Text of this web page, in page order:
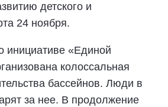
детского и
24 ноября.
инициативе «Единой
колоссальная
бассейнов. Люди в
за нее. В продолжение